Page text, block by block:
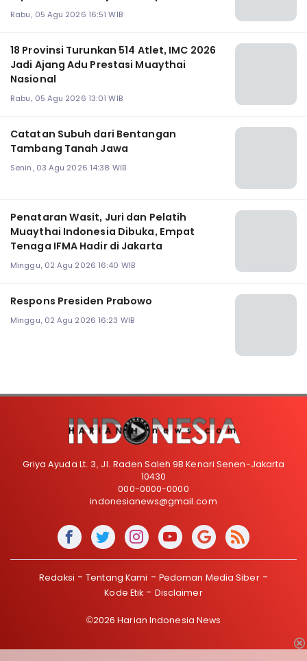
Indonesia
Rabu, 05 Agu 2026 16:51 WIB
18 Provinsi Turunkan 514 Atlet, IMC 2026
Jadi Ajang Adu Prestasi Muaythai
Nasional
Rabu, 05 Agu 2026 13:01 WIB
Catatan Subuh dari Bentangan
Tambang Tanah Jawa
Senin, 03 Agu 2026 14:38 WIB
Penataran Wasit, Juri dan Pelatih
Muaythai Indonesia Dibuka, Empat
Tenaga IFMA Hadir di Jakarta
Minggu, 02 Agu 2026 16:40 WIB
Respons Presiden Prabowo
Minggu, 02 Agu 2026 16:23 WIB
Griya Ayuda Lt. 3, Jl. Raden Saleh 9B Kenari Senen-Jakarta
10430
000-0000-0000
indonesianews@gmail.com
Redaksi Tentang Kami
Pedoman Media Siber
Kode Etik
Disclaimer
©2026 Harian Indonesia News